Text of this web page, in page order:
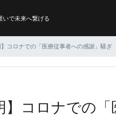
いで未来へ繋げる
】コロナでの「医療従事者への感謝」騒ぎ
】コロナでの